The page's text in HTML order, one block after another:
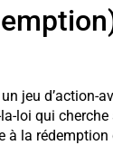
jeu d’action-
loi qui
à la